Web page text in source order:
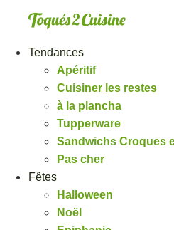
Tendances
Apéritif
Cuisiner les restes
à la plancha
Tupperware
Sandwichs Croques
Pas cher
Fêtes
Halloween
Noël